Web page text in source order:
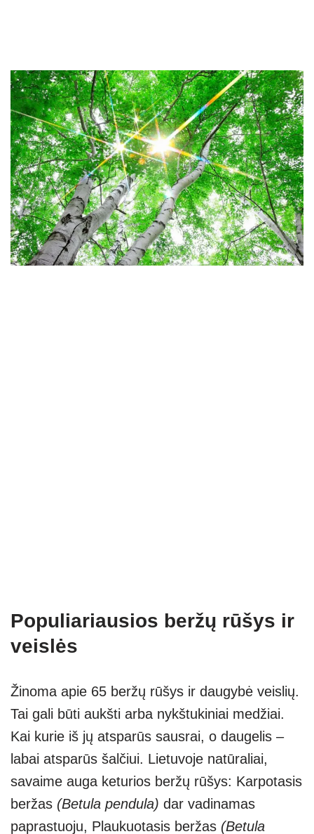
Populiariausios beržų rūšys ir
veislės
Žinoma apie 65 beržų rūšys ir daugybė veislių.
Tai gali būti aukšti arba nykštukiniai medžiai.
Kai kurie iš jų atsparūs sausrai, o daugelis –
labai atsparūs šalčiui. Lietuvoje natūraliai,
savaime auga keturios beržų rūšys: Karpotasis
beržas (Betula pendula) dar vadinamas
paprastuoju, Plaukuotasis beržas (Betula